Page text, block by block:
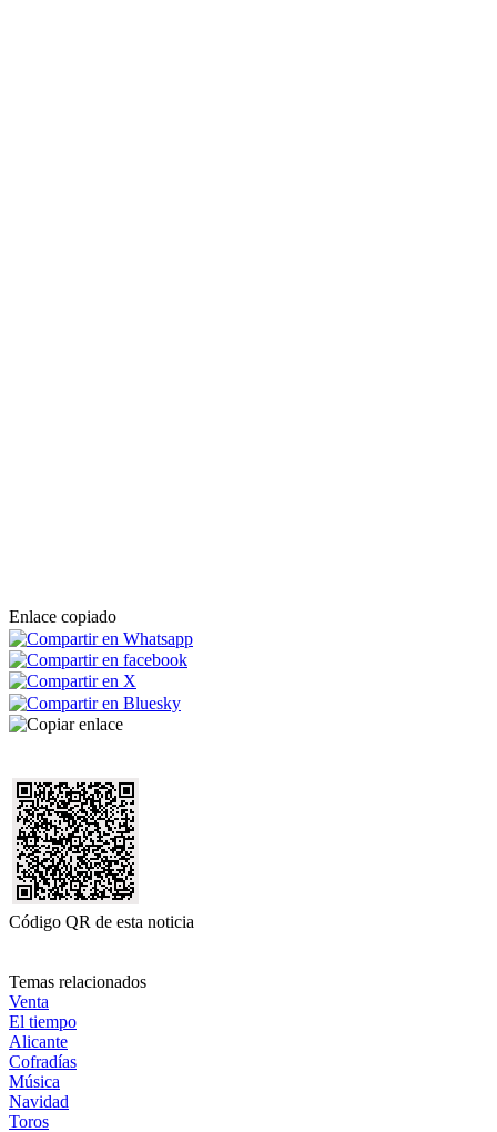
Enlace copiado
Código QR de esta noticia
Temas relacionados
Venta
El tiempo
Alicante
Cofradías
Música
Navidad
Toros